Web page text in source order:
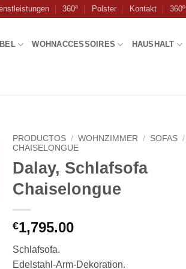
360ª Polster Kontakt 360º
WOHNACCESSOIRES HAUSHALT
PRODUCTOS / WOHNZIMMER / SOFAS /
CHAISELONGUE
Dalay, Schlafsofa
Chaiselongue
€1,795.00
Schlafsofa.
Edelstahl-Arm-Dekoration.